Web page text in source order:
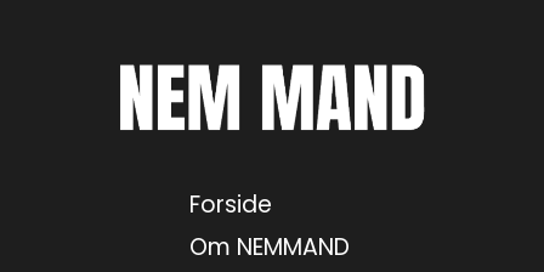
Forside
Om NEMMAND